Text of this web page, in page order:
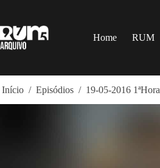
o
conteúdo
Home RUM
Início / Episódios / 19-05-2016 1ªHora